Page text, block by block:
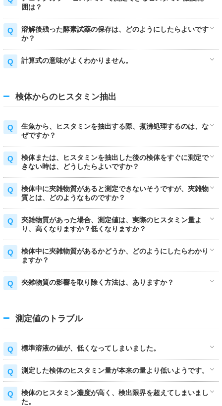
囲は？
溶解後残った酵素試薬の保存は、どのようにしたらよいです
か？
計算式の意味がよくわかりません。
検体からのヒスタミン抽出
生魚から、ヒスタミンを抽出する際、煮沸処理するのは、な
ぜですか？
検体または、ヒスタミンを抽出した後の検体をすぐに測定で
きない時は、どうしたらよいですか？
検体中に夾雑物質があると測定できないそうですが、夾雑物
質とは、どのようなものですか？
夾雑物質があった場合、測定値は、実際のヒスタミン量よ
り、高くなりますか？低くなりますか？
検体中に夾雑物質があるかどうか、どのようにしたらわかり
ますか？
夾雑物質の影響を取り除く方法は、ありますか？
測定値のトラブル
標準溶液の値が、低くなってしまいました。
測定した検体のヒスタミン量が本来の量より低いようです。
検体のヒスタミン濃度が高く、検出限界を超えてしまいまし
た。